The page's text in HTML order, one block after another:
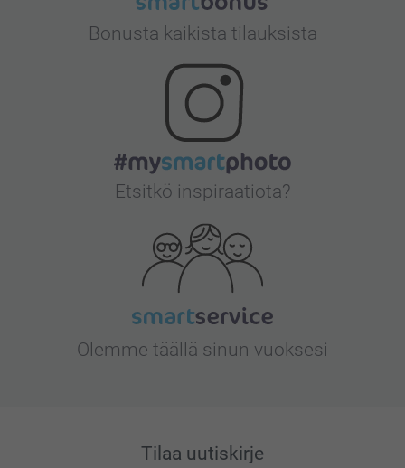
Bonusta kaikista tilauksista
Etsitkö inspiraatiota?
Olemme täällä sinun vuoksesi
Tilaa uutiskirje